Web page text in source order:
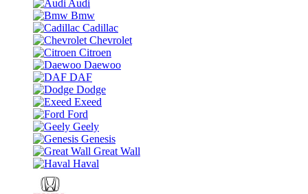
Audi
Bmw
Cadillac
Chevrolet
Citroen
Daewoo
DAF
Dodge
Exeed
Ford
Geely
Genesis
Great Wall
Haval